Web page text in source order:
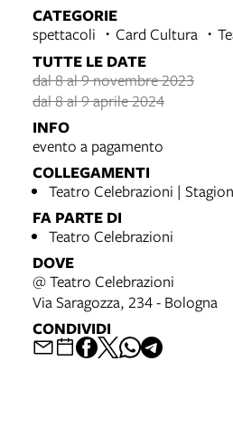
CATEGORIE
spettacoli
Card Cultura
TUTTE LE DATE
dal 8 al 9 novembre 2023
dal 8 al 9 aprile 2024
INFO
evento a pagamento
COLLEGAMENTI
Teatro Celebrazioni |
FA PARTE DI
Teatro Celebrazioni
DOVE
@ Teatro Celebrazioni
Via Saragozza, 234 - Bologna
CONDIVIDI